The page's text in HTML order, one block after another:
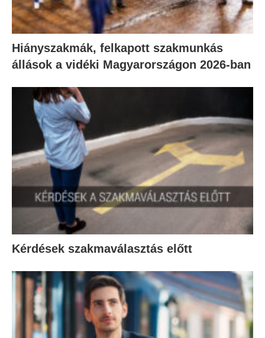
Hiányszakmák, felkapott szakmunkás
állások a vidéki Magyarországon 2026-ban
Kérdések szakmaválasztás előtt